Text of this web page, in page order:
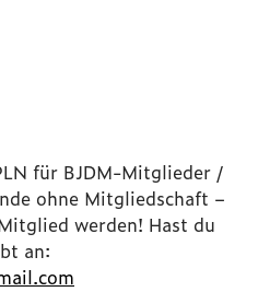
für BJDM-Mitglieder /
ohne Mitgliedschaft –
werden! Hast du
an: